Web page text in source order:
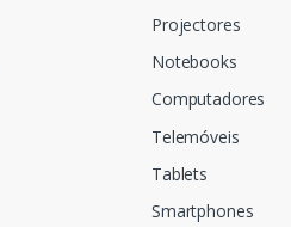
Projectores
Notebooks
Computadores
Telemóveis
Tablets
Smartphones